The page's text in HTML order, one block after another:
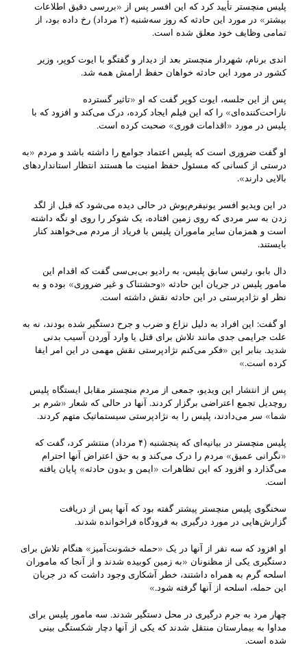
پلیس منچستر تأیید کرد که این افسر پس از «بررسی دقیق اطلاعات
بیشتر» در مورد این حادثه که روز سه‌شنبه (۲ مرداد) رخ داده بود، از
تمامی وظایف خود معلق شده است.
اندی برنام، شهردار منچستر بعد از دیدار و گفتگو با ایوت کوپر، وزیر
کشور در مورد این حادثه خواهان حفظ ارامش همه شد.
پس از این جلسه، ایوت کوپر گفت که او «تاثیر گسترده
ناراحت‌کننده‌ای» را که این فیلم ایجاد کرده، درک می‌کند و افزود که با
پلیس در مورد «اقدامات فوری» صحبت کرده است.
او گفت ضروری است که پلیس اعتماد جوامع را داشته باشد و مردم «به
درستی از کسانی که مسئول حفظ امنیت ما هستند انتظار استانداردهای
بالایی دارند».
در این ویدیو افسر یونیفرم‌پوش در حالی دیده می‌شود که قبل از لگد
زدن به سر مردی که روی زمین افتاده، یک شوکر را روی او نگه داشته
است و همزمان سایر ماموران پلیس با فریاد از مردم می‌خواهند کنار
بایستند.
دال بابو، رئیس سابق پلیس، به رادیو بی‌بی‌سی گفت که اقدام این
مامور پلیس در جریان این حادثه «وحشتناک و غیر ضروری» بوده و به
نظر او نژادپرستی در این حادثه نقش داشته است.
او گفت: این افراد به دلیل نزاع و ضرب و جرح دستگیر شده بودند، نه به
علت جرایمی جدی مانند تلاش برای قتل یا وارد آوردن آسیب بدنی
شدید. بنابر این «فکر می‌کنم نژادپرستی نقش مهمی در این امر ایفا
کرده است.»
پس از انتشار این ویدیو، جمعی از مردم منچستر مقابل ایستگاه پلیس
روچدیل تجمع اعتراضی برگزار کردند. آنها در حالی که شعار «شرم بر
شما» سر می‌دادند، پلیس را به نژادپرستی سیستماتیک متهم کردند.
پلیس منچستر در بیانیه‌ای که پنجشنبه (۴ مرداد) منتشر کرد، گفت که
«نگرانی عمیق» مردم را درک می‌کند و به حق اعتراض آنها احترام
می‌گذارد و افزود که این تظاهرات «ایمن و بدون حادثه» پایان یافته
است.
سخنگوی پلیس منچستر پیشتر گفته بود که آنها پس از دریافت
گزارش‌هایی در مورد درگیری به فرودگاه فراخوانده شدند.
او افزود که سه نفر از آنها در یک «حمله خشونت‌آمیز» هنگام تلاش برای
دستگیری یکی از مظنونان «به زمین کوبیده شدند و از آنجا که ماموران
اسلحه گرم به همراه داشتند، خطر آشکاری وجود داشت که در جریان
این حمله، اسلحه از آنها گرفته شود.»
چهار مرد به جرم درگیری در محل دستگیر شدند. سه مامور پلیس برای
مداوا به بیمارستان منتقل شدند که یکی از آنها دچار شکستگی بینی
شده است.